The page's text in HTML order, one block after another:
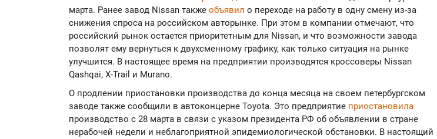
марта. Ранее завод Nissan также объявил о переходе на работу в одну смену из-за
снижения спроса на российском авторынке. При этом в компании отмечают, что
российский рынок остается приоритетным для Nissan, и что возможности завода
позволят ему вернуться к двухсменному графику, как только ситуация на рынке
улучшится. В настоящее время на предприятии производятся кроссоверы Nissan
Qashqai, X-Trail и Murano.
О продлении приостановки производства до конца месяца на своем петербургском
заводе также сообщили в автоконцерне Toyota. Это предприятие приостановила
производство с 28 марта в связи с указом президента РФ об объявлении в стране
нерабочей недели и неблагоприятной эпидемиологической обстановки. В настоящий